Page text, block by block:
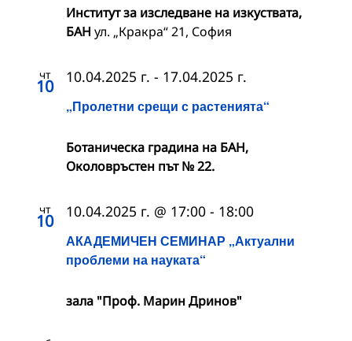
Институт за изследване на изкуствата,
БАН ул. „Кракра“ 21, София
чт
10
„Пролетни срещи с растенията“
10.04.2025 г. - 17.04.2025 г.
Ботаническа градина на БАН,
Околовръстен път № 22.
чт
10
АКАДЕМИЧЕН СЕМИНАР „Актуални
проблеми на науката“
10.04.2025 г. @ 17:00 - 18:00
зала "Проф. Марин Дринов"